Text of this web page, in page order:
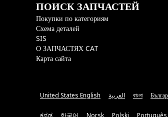
ПОИСК ЗАПЧАСТЕЙ
Покупки по категориям
Схема деталей
SIS
О ЗАПЧАСТЯХ CAT
Карта сайта
United States English العربية বাংলা
ಕನ್ನಡ 한국어 Norsk Polski